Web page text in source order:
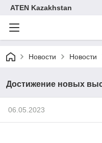
ATEN Kazakhstan
Новости Новости
Достижение новых
06.05.2023